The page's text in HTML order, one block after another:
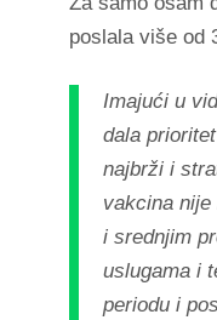
poslala više od
Imajući u
dala
najbrži i
vakcina
i srednjim
uslugama i
periodu i